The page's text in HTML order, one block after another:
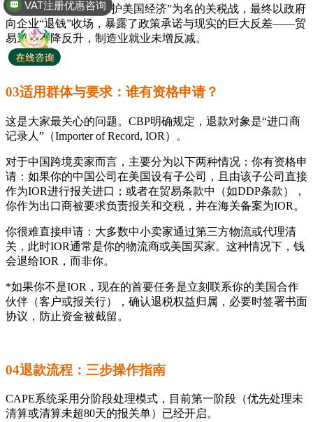
讽刺的是，这场以“保护美国经济”为名的关税战，最终以政府
向企业“退钱”收场，暴露了政策承诺与现实的巨大反差——贸
易逆差不降反升，制造业就业未增反减。
03适用群体与要求：谁有资格申请？
这是大家最关心的问题。CBP明确规定，退款对象是“进口商
记录人”（Importer of Record, IOR）。
对于中国跨境卖家而言，主要分为以下两种情况：你有资格申
请：如果你的中国公司在美国设有子公司，且由该子公司直接
作为IOR进行报关进口；或者在贸易条款中（如DDP条款），
你作为出口商被要求负责报关和交税，并在海关备案为IOR。
你很难直接申请：大多数中小卖家通过第三方物流或代理清
关，此时IOR通常是你的物流商或美国买家。这种情况下，钱
会退给IOR，而非你。
*如果你不是IOR，现在的首要任务是立刻联系你的美国合作
伙伴（客户或报关行），确认退税权益归属，必要时签署书面
协议，防止资金被截留。
04退款流程：三步操作指南
CAPE系统采用分阶段处理模式，目前第一阶段（优先处理未
清算或清算未超80天的报关单）已经开启。
全球商标专利注册